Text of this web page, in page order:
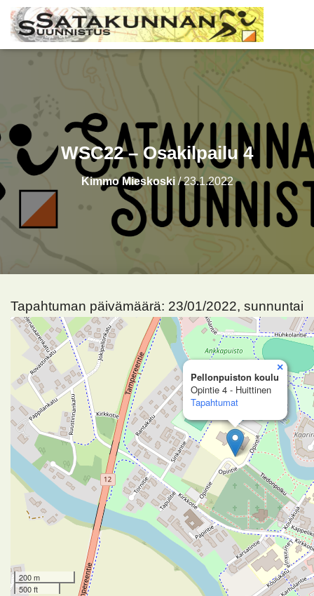
WSC22 – Osakilpailu 4
Kimmo Mieskoski/23.1.2022
Tapahtuman päivämäärä: 23/01/2022, sunnuntai
Pellonpuiston koulu
Opintie 4 - Huittinen
Tapahtumat
×
200 m
500 ft